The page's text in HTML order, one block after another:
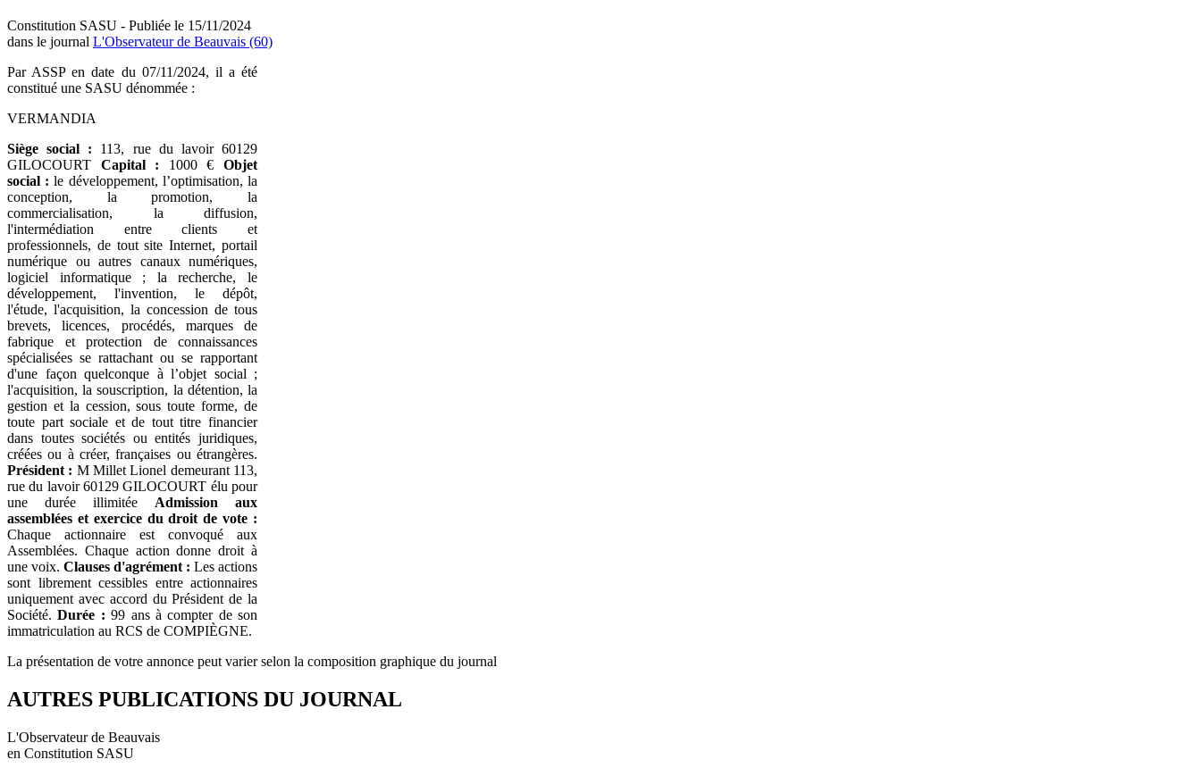
Constitution SASU - Publiée le 15/11/2024
dans le journal L'Observateur de Beauvais (60)
Par ASSP en date du 07/11/2024, il a été
constitué une SASU dénommée :
VERMANDIA
Siège social : 113, rue du lavoir 60129
GILOCOURT Capital : 1000 €Objet
social : le développement, l’optimisation, la
conception, la promotion, la
commercialisation, la diffusion,
l'intermédiation entre clients et
professionnels, de tout site Internet, portail
numérique ou autres canaux numériques,
logiciel informatique ; la recherche, le
développement, l'invention, le dépôt,
l'étude, l'acquisition, la concession de tous
brevets, licences, procédés, marques de
fabrique et protection de connaissances
spécialisées se rattachant ou se rapportant
d'une façon quelconque à l’objet social ;
l'acquisition, la souscription, la détention, la
gestion et la cession, sous toute forme, de
toute part sociale et de tout titre financier
dans toutes sociétés ou entités juridiques,
créées ou à créer, françaises ou étrangères.
Président : M Millet Lionel demeurant 113,
rue du lavoir 60129 GILOCOURT élu pour
une durée illimitée Admission aux
assemblées et exercice du droit de vote :
Chaque actionnaire est convoqué aux
Assemblées. Chaque action donne droit à
une voix. Clauses d'agrément : Les actions
sont librement cessibles entre actionnaires
uniquement avec accord du Président de la
Société.Durée : 99 ans à compter de son
immatriculation au RCS de COMPIÈGNE.
La présentation de votre annonce peut varier selon la composition graphique du journal
AUTRES PUBLICATIONS DU JOURNAL
L'Observateur de Beauvais
en Constitution SASU